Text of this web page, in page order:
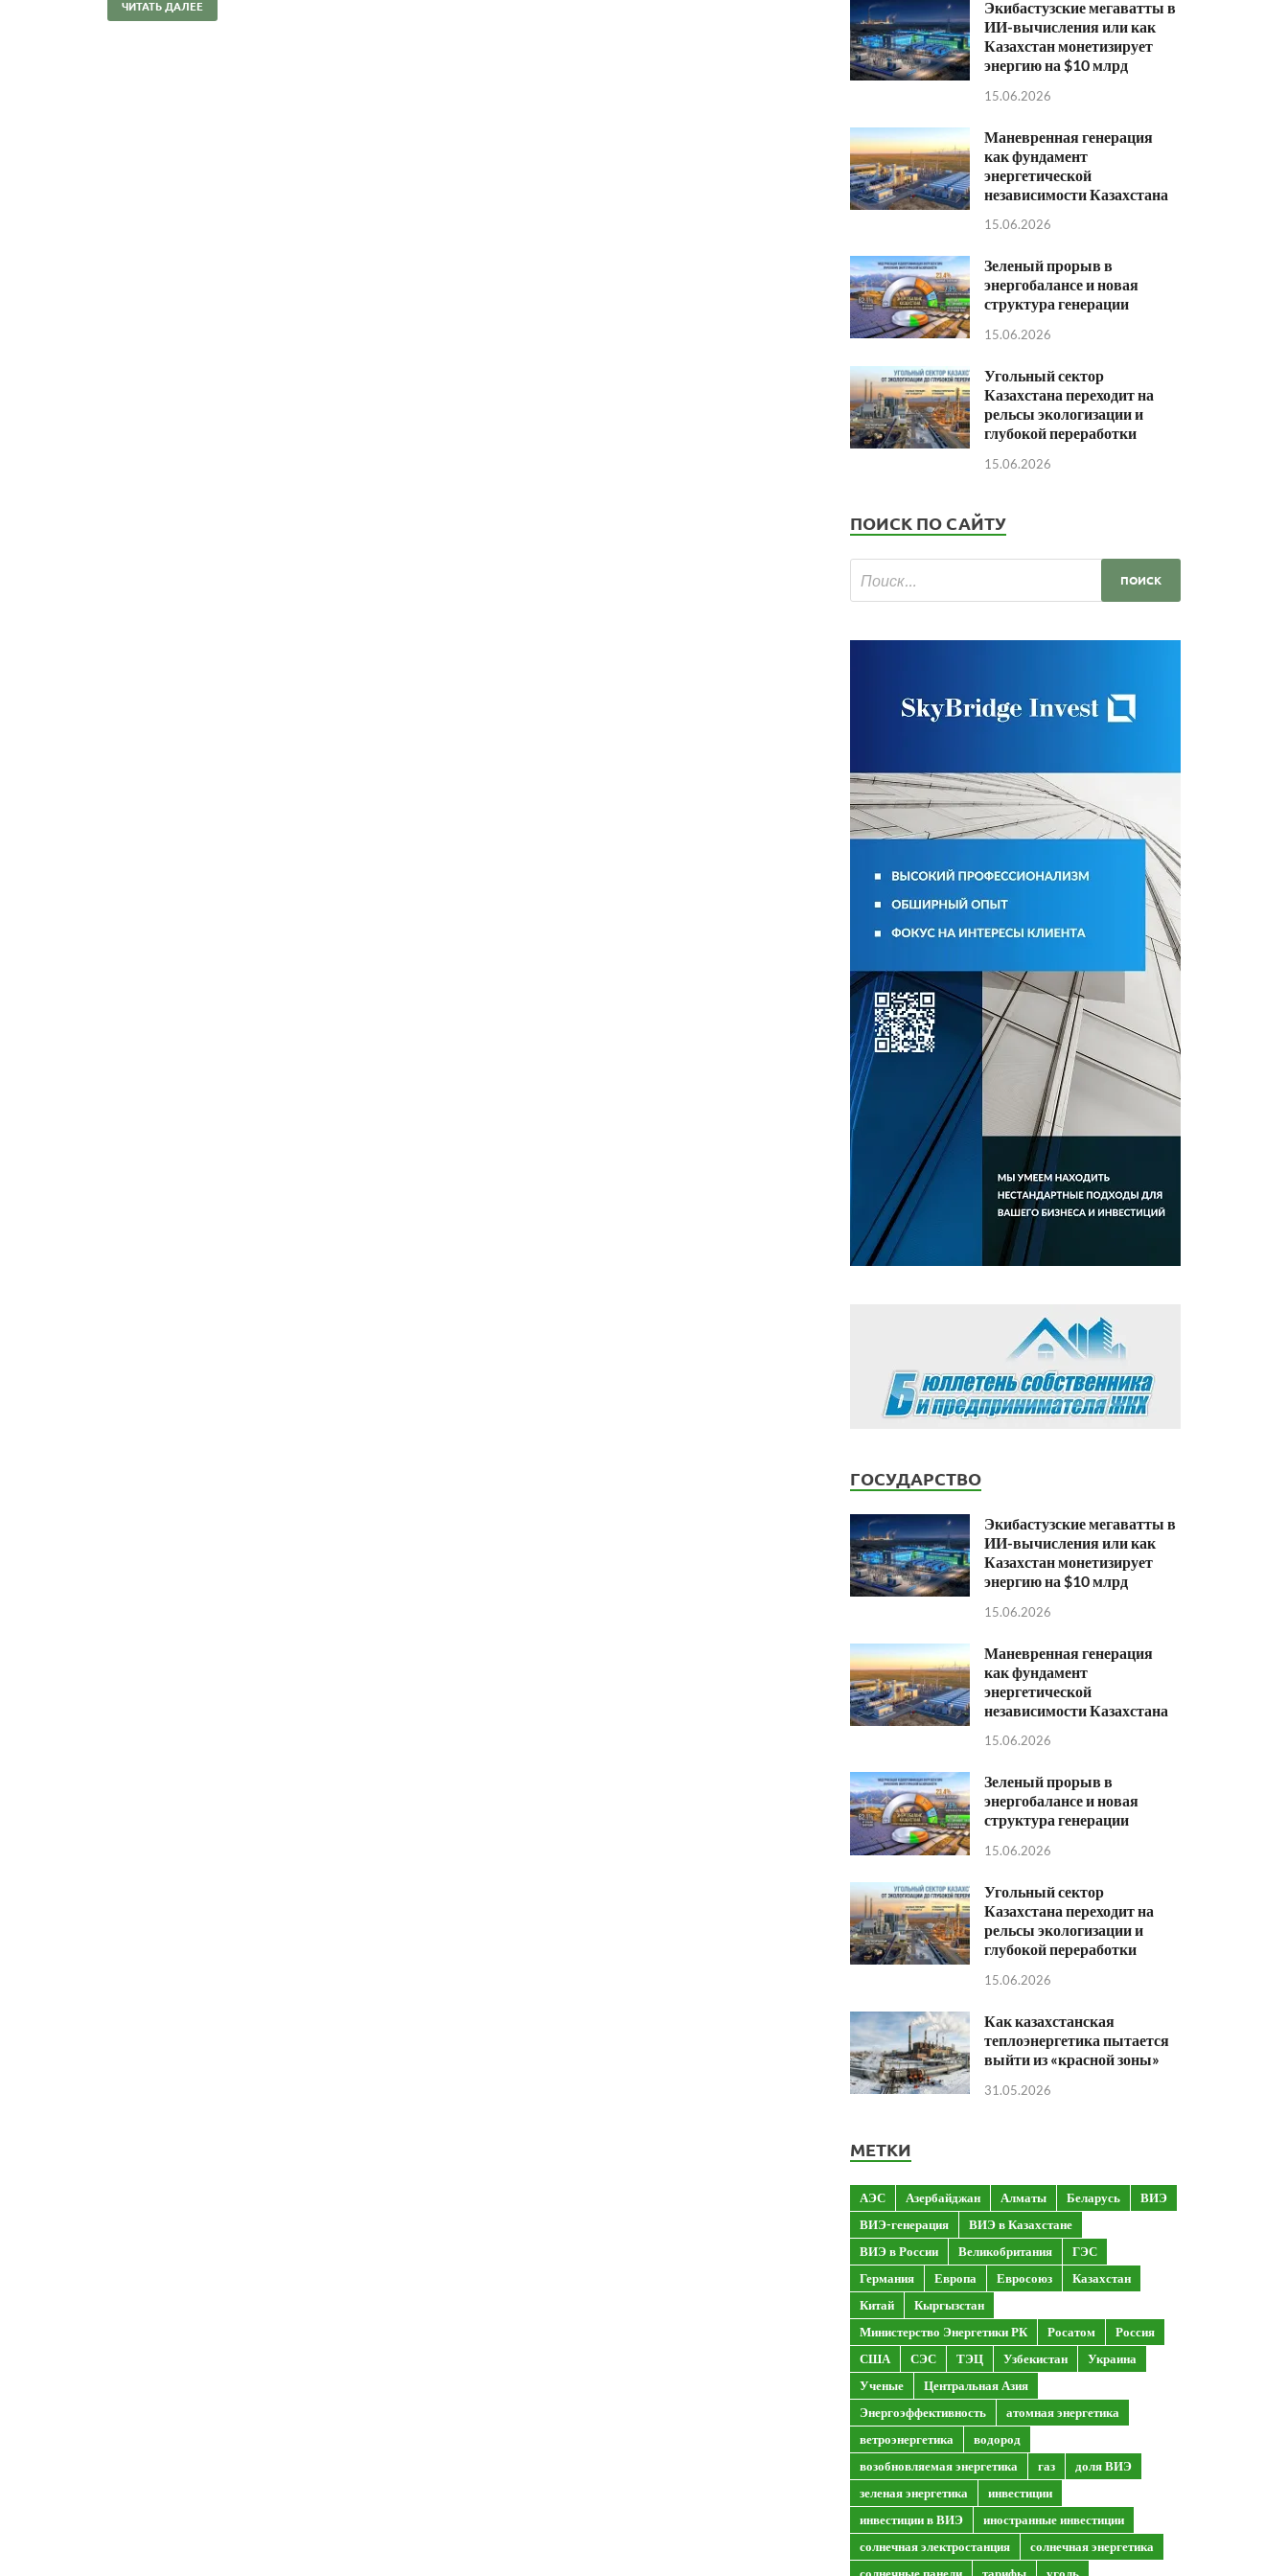
ЧИТАТЬ ДАЛЕЕ
Экибастузские мегаватты в
ИИ-вычисления или как
Казахстан монетизирует
энергию на $10 млрд
15.06.2026
Маневренная генерация
как фундамент
энергетической
независимости Казахстана
15.06.2026
Зеленый прорыв в
энергобалансе и новая
структура генерации
15.06.2026
Угольный сектор
Казахстана переходит на
рельсы экологизации и
глубокой переработки
15.06.2026
ПОИСК ПО САЙТУ
ГОСУДАРСТВО
Экибастузские мегаватты в
ИИ-вычисления или как
Казахстан монетизирует
энергию на $10 млрд
15.06.2026
Маневренная генерация
как фундамент
энергетической
независимости Казахстана
15.06.2026
Зеленый прорыв в
энергобалансе и новая
структура генерации
15.06.2026
Угольный сектор
Казахстана переходит на
рельсы экологизации и
глубокой переработки
15.06.2026
Как казахстанская
теплоэнергетика пытается
выйти из «красной зоны»
31.05.2026
МЕТКИ
АЭС Азербайджан Алматы Беларусь
ВИЭ
ВИЭ-генерация
ВИЭ в Казахстане
ВИЭ в России
Великобритания
ГЭС
Германия
Европа Евросоюз
Казахстан
Китай
Кыргызстан
Министерство Энергетики РК
Росатом
Россия
США
СЭС ТЭЦ Узбекистан
Украина
Ученые
Центральная Азия
Энергоэффективность
атомная энергетика
ветроэнергетика
водород
возобновляемая энергетика
газ
доля ВИЭ
зеленая энергетика
инвестиции
инвестиции в ВИЭ
иностранные инвестиции
солнечная электростанция
солнечная энергетика
солнечные панели
тарифы уголь